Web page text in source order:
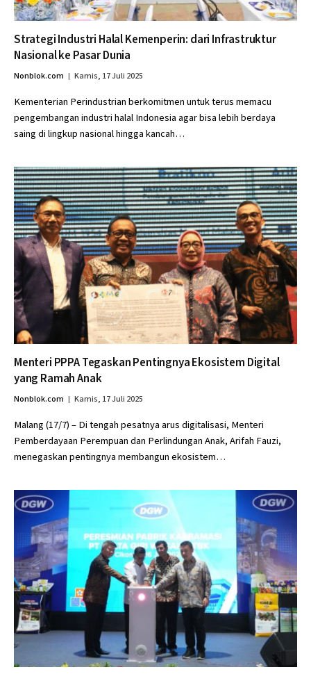
Strategi Industri Halal Kemenperin: dari Infrastruktur
Nasional ke Pasar Dunia
Nonblok.com Kamis, 17 Juli 2025
Kementerian Perindustrian berkomitmen untuk terus memacu
pengembangan industri halal Indonesia agar bisa lebih berdaya
saing di lingkup nasional hingga kancah…
Menteri PPPA Tegaskan Pentingnya Ekosistem Digital
yang Ramah Anak
Nonblok.com Kamis, 17 Juli 2025
Malang (17/7) – Di tengah pesatnya arus digitalisasi, Menteri
Pemberdayaan Perempuan dan Perlindungan Anak, Arifah Fauzi,
menegaskan pentingnya membangun ekosistem…